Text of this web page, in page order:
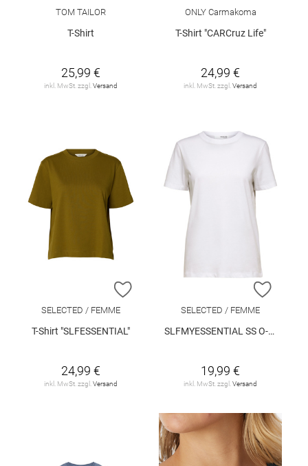
TOM TAILOR
T-Shirt
25,99 €
inkl. MwSt. zzgl.Versand
ONLY Carmakoma
T-Shirt "CARCruz Life"
24,99 €
inkl. MwSt. zzgl.Versand
ZUR WUNSCHLISTE HINZUFÜGEN
SELECTED / FEMME
T-Shirt "SLFESSENTIAL"
24,99 €
inkl. MwSt. zzgl. Versand
ZUR
SELECTED / FEMME
SLFMYESSENTIAL SS O-NECK TEE NOOS
19,99 €
inkl. MwSt. zzgl. Versand